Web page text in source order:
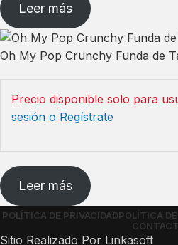
Leer más
Oh My Pop Crunchy Funda de
Precio disponible solo para
sesión o Regístrate
Leer más
POLÍTICA DE PRIVACIDADPOLÍTICA
Sitio Realizado Por Linkasoft